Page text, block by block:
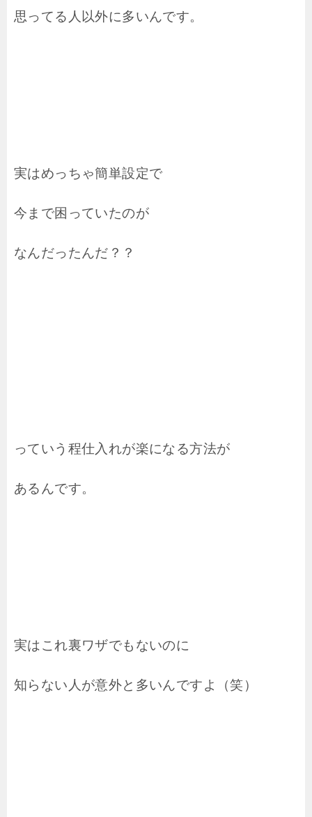
思ってる人以外に多いんです。
実はめっちゃ簡単設定で
今まで困っていたのが
なんだったんだ？？
っていう程仕入れが楽になる方法が
あるんです。
実はこれ裏ワザでもないのに
知らない人が意外と多いんですよ（笑）